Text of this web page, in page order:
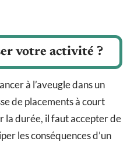
votre activité ?
à l’aveugle dans un
de placements à court
la durée, il faut accepter de
les conséquences d’un